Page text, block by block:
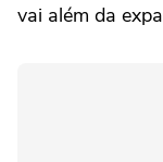
vai além da